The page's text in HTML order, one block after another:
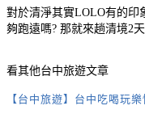
對於清淨其實LOLO有的印
夠跑遠嗎? 那就來趟清境2
看其他台中旅遊文章
【台中旅遊】台中吃喝玩